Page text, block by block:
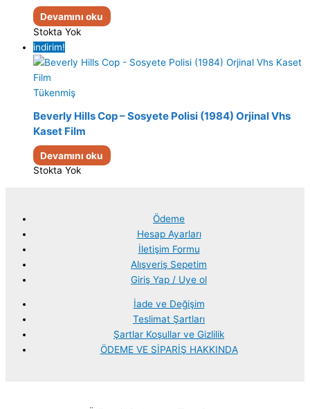
Devamını oku
Stokta Yok
indirim!
Tükenmiş
Beverly Hills Cop – Sosyete Polisi (1984) Orjinal Vhs
Kaset Film
Devamını oku
Stokta Yok
Ödeme
Hesap Ayarları
İletişim Formu
Alışveriş Sepetim
Giriş Yap / Uye ol
İade ve Değişim
Teslimat Şartları
Şartlar Koşullar ve Gizlilik
ÖDEME VE SİPARİŞ HAKKINDA